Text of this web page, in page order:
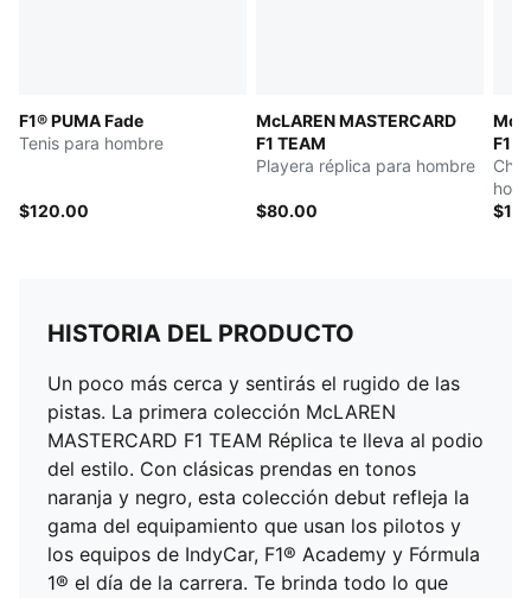
F1® PUMA Fade
Tenis para hombre
$120.00
McLAREN MASTERCARD
F1 TEAM
Playera réplica para hombre
$80.00
F1
HISTORIA DEL PRODUCTO
Un poco más cerca y sentirás el rugido de las
pistas. La primera colección McLAREN
MASTERCARD F1 TEAM Réplica te lleva al podio
del estilo. Con clásicas prendas en tonos
naranja y negro, esta colección debut refleja la
gama del equipamiento que usan los pilotos y
los equipos de IndyCar, F1® Academy y Fórmula
1® el día de la carrera. Te brinda todo lo que